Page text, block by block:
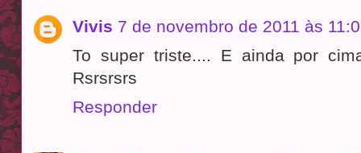
Vivis 7 de novembro de 2011 às
To super triste.... E ainda por
Rsrsrsrs
Responder